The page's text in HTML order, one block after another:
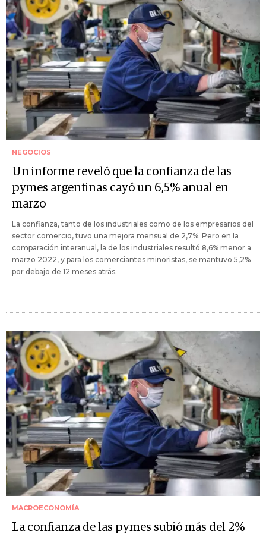
NEGOCIOS
Un informe reveló que la confianza de las
pymes argentinas cayó un 6,5% anual en
marzo
La confianza, tanto de los industriales como de los empresarios del
sector comercio, tuvo una mejora mensual de 2,7%. Pero en la
comparación interanual, la de los industriales resultó 8,6% menor a
marzo 2022, y para los comerciantes minoristas, se mantuvo 5,2%
por debajo de 12 meses atrás.
MACROECONOMÍA
La confianza de las pymes subió más del 2%